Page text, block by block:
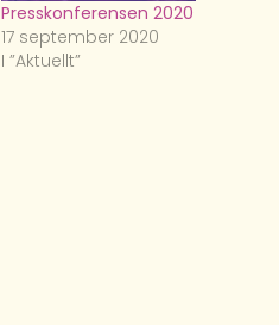
Presskonferensen 2020
17 september 2020
I ”Aktuellt”